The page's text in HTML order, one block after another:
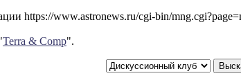
https://www.astronews.ru/cgi-bin/
Terra & Comp".